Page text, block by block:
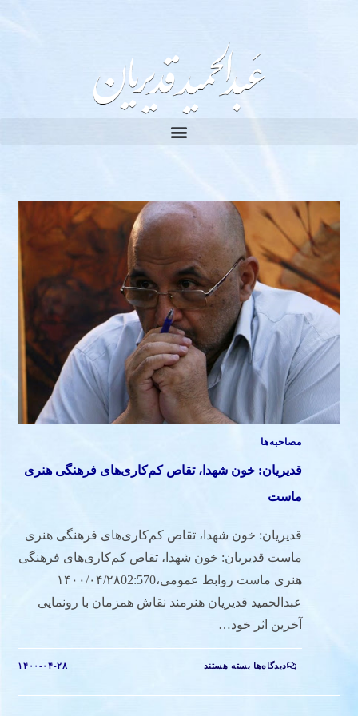
مصاحبه‌ها
قدیریان: خون شهدا، تقاص کم‌کاری‌های فرهنگی هنری
ماست
قدیریان: خون شهدا، تقاص کم‌کاری‌های فرهنگی هنری
ماست قدیریان: خون شهدا، تقاص کم‌کاری‌های فرهنگی
عبدالحمید قدیریان هنرمند نقاش همزمان با رونمایی
آخرین اثر خود…
دیدگاه‌ها بسته هستند ۱۴۰۰-۰۴-۲۸